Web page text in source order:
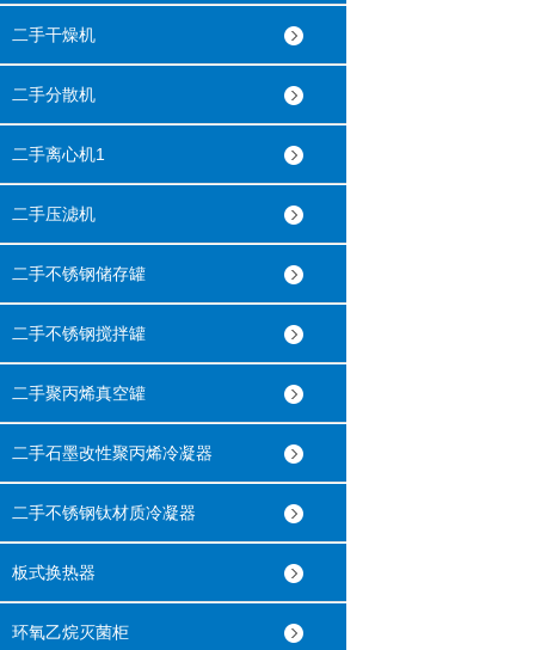
二手干燥机
二手分散机
二手离心机1
二手压滤机
二手不锈钢储存罐
二手不锈钢搅拌罐
二手聚丙烯真空罐
二手石墨改性聚丙烯冷凝器
二手不锈钢钛材质冷凝器
板式换热器
环氧乙烷灭菌柜